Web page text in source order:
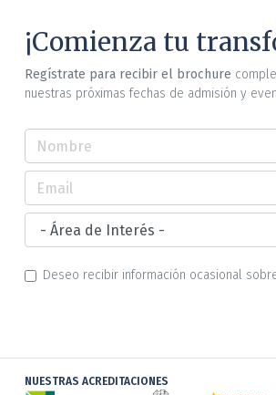
¡Comienza tu
Regístrate para recibir el brochure
nuestras próximas fechas de admisión y
Deseo recibir información ocasional
NUESTRAS ACREDITACIONES